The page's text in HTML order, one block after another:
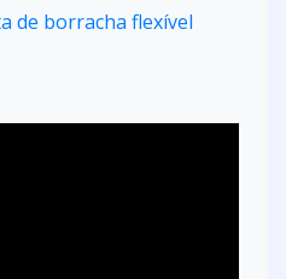
de borracha flexível